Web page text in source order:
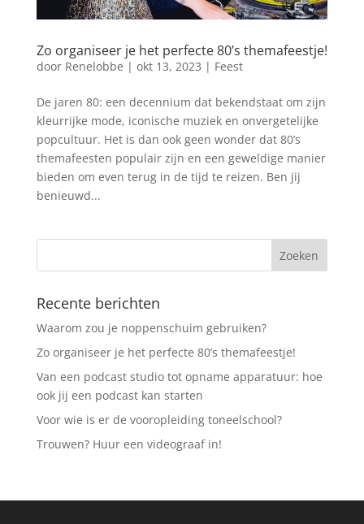
Zo organiseer je het perfecte 80’s themafeestje!
door Renelobbe | okt 13, 2023 | Feest
De jaren 80: een decennium dat bekendstaat om zijn
kleurrijke mode, iconische muziek en onvergetelijke
popcultuur. Het is dan ook geen wonder dat 80’s
themafeesten populair zijn en een geweldige manier
bieden om even terug in de tijd te reizen. Ben jij
benieuwd...
Recente berichten
Waarom zou je noppenschuim gebruiken?
Zo organiseer je het perfecte 80’s themafeestje!
Van een podcast studio tot opname apparatuur: hoe
ook jij een podcast kan starten
Voor wie is er de vooropleiding toneelschool?
Trouwen? Huur een videograaf in!